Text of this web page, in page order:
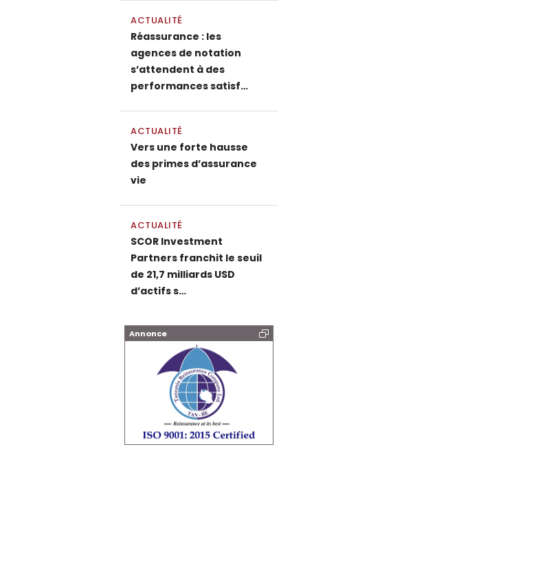
ACTUALITÉ
Réassurance : les
agences de notation
s’attendent à des
performances satisf…
ACTUALITÉ
Vers une forte hausse
des primes d’assurance
vie
ACTUALITÉ
SCOR Investment
Partners franchit le seuil
de 21,7 milliards USD
d’actifs s…
Annonce